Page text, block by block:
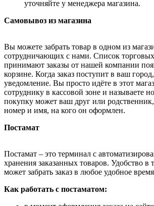
уточняйте у менеджера магазина.
Самовывоз из магазина
Вы можете забрать товар в одном из
сотрудничающих с нами. Список
принимают заказы от нашей компании
корзине. Когда заказ поступит в ваш
уведомление. Вы просто идёте в этот
сотруднику в кассовой зоне и называете
покупку может ваш друг или
номер и имя, на кого он оформлен.
Постамат
Постамат – это терминал с
хранения заказанных товаров. Удобство в
может забрать заказ в любое удобное
Как работать с постаматом: